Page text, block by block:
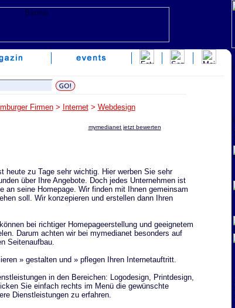
Firmen> Internet> Webdesign
mymedianet jetzt bewerten
heute zu Tage sehr wichtig. Hier werben Sie sehr
über Ihre Angebote. Doch jedes Unternehmen ist
an seine Homepage. Wir finden mit Ihnen gemeinsam
soll. Wir konzepieren und erstellen dann Ihren
bei richtiger Homepageerstellung und geeignetem
Darum achten wir bei mymedianet besonders auf
Seitenaufbau.
» gestalten und » pflegen Ihren Internetauftritt.
in den Bereichen: Logodesign, Printdesign,
Sie einfach rechts im Menü die gewünschte
Dienstleistungen zu erfahren.